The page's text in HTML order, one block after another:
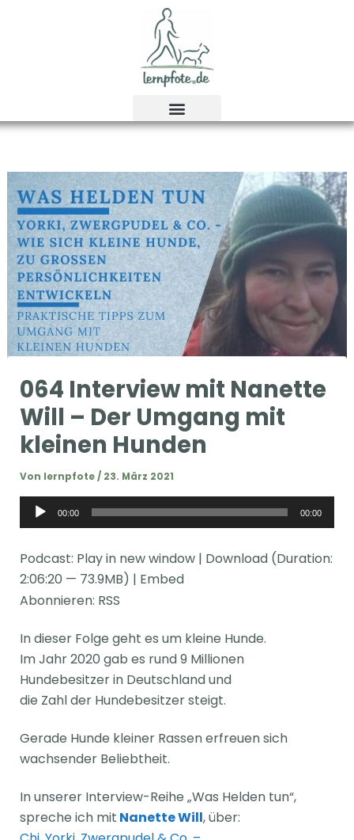
064 Interview mit Nanette
Will – Der Umgang mit
kleinen Hunden
Von lernpfote/ 23. März 2021
Audio-
Player
00:00 00:00
Podcast: Play in new window| Download(Duration:
2:06:20 — 73.9MB) | Embed
Abonnieren: RSS
In dieser Folge geht es um kleine Hunde.
Im Jahr 2020 gab es rund 9 Millionen
Hundebesitzer in Deutschland und
die Zahl der Hundebesitzer steigt.
Gerade Hunde kleiner Rassen erfreuen sich
wachsender Beliebtheit.
In unserer Interview-Reihe „Was Helden tun“,
spreche ich mit Nanette Will, über: